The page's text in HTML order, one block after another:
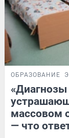
ОБРАЗОВАНИЕ
«Диагнозы
массовом
— что